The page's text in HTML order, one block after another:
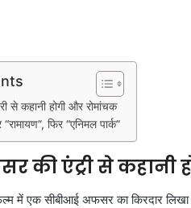
से कहानी होगी और रोमांचक
फिर “एनिमल पार्क”
की एंट्री से कहानी
में एक सीबीआई अफसर का किरदार